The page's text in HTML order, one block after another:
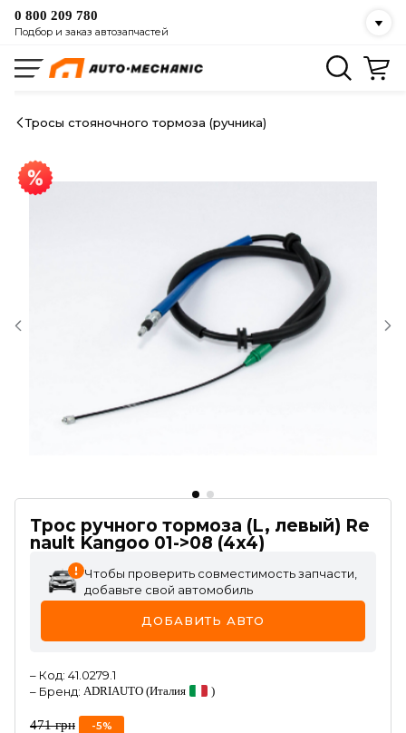
0 800 209 780
Подбор и заказ автозапчастей
Тросы стояночного тормоза (ручника)
Трос ручного тормоза (L, левый) Re
nault Kangoo 01->08 (4x4)
Чтобы проверить совместимость запчасти,
добавьте свой автомобиль
ДОБАВИТЬ АВТО
– Код: 41.0279.1
– Бренд: ADRIAUTO (Италия )
471 грн -5%